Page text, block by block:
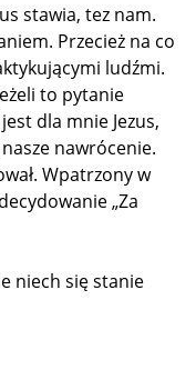
stawia, tez nam.
Przecież na co
ludźmi.
to pytanie
dla mnie Jezus,
nasze nawrócenie.
Wpatrzony w
„Za
niech się stanie